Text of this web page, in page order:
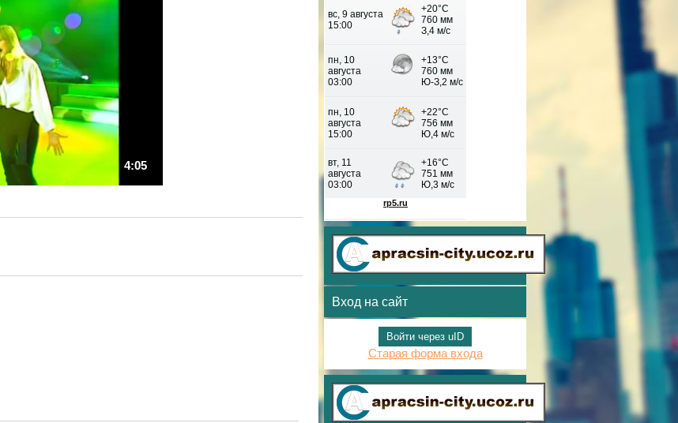
4:05
Вход на сайт
Войти через uID
Старая форма входа